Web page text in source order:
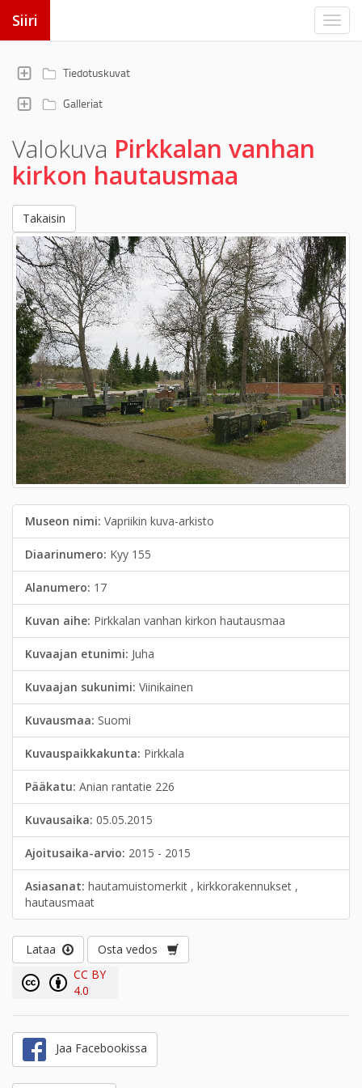
Siiri
Tiedotuskuvat
Galleriat
Valokuva Pirkkalan vanhan
kirkon hautausmaa
Takaisin
Museon nimi: Vapriikin kuva-arkisto
Diaarinumero: Kyy 155
Alanumero: 17
Kuvan aihe: Pirkkalan vanhan kirkon hautausmaa
Kuvaajan etunimi: Juha
Kuvaajan sukunimi: Viinikainen
Kuvausmaa: Suomi
Kuvauspaikkakunta: Pirkkala
Pääkatu: Anian rantatie 226
Kuvausaika: 05.05.2015
Ajoitusaika-arvio: 2015 - 2015
Asiasanat: hautamuistomerkit , kirkkorakennukset ,
hautausmaat
Lataa
Osta vedos
CC BY
4.0
Jaa Facebookissa